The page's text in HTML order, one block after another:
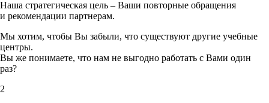
Наша стратегическая цель – Ваши повторные обращения
и рекомендации партнерам.
Мы хотим, чтобы Вы забыли, что существуют другие учебные
центры.
Вы же понимаете, что нам не выгодно работать с Вами один
раз?
2